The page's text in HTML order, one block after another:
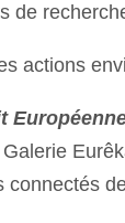
de
actions
connectés